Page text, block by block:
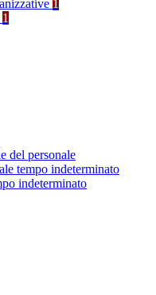
1
1
del personale
tempo indeterminato
indeterminato